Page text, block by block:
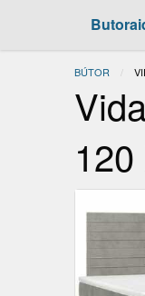
BÚTOR